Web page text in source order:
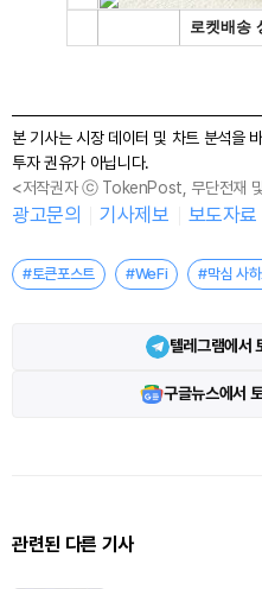
본 기사는 시장 데이터 및 차트 분석을
투자 권유가 아닙니다.
<저작권자 ⓒ TokenPost, 무단전재
광고문의 기사제보 보도자료
#토큰포스트 #WeFi #막심 사
텔레그램에서
구글뉴스에서
관련된 다른 기사